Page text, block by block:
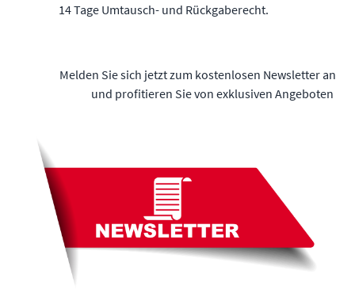
14 Tage Umtausch- und Rückgaberecht.
Melden Sie sich jetzt zum kostenlosen Newsletter an
und profitieren Sie von exklusiven Angeboten